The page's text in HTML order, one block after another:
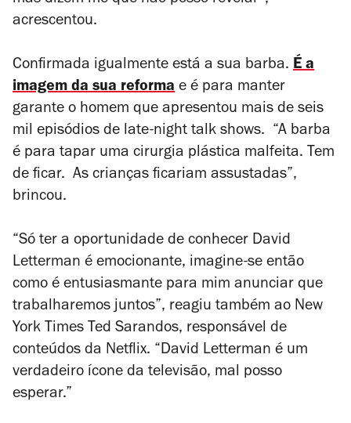
acrescentou.
Confirmada igualmente está a sua barba. É a
imagem da sua reforma e é para manter
garante o homem que apresentou mais de seis
mil episódios de late-night talk shows. “A barba
é para tapar uma cirurgia plástica malfeita. Tem
de ficar. As crianças ficariam assustadas”,
brincou.
“Só ter a oportunidade de conhecer David
Letterman é emocionante, imagine-se então
como é entusiasmante para mim anunciar que
trabalharemos juntos”, reagiu também ao New
York Times Ted Sarandos, responsável de
conteúdos da Netflix. “David Letterman é um
verdadeiro ícone da televisão, mal posso
esperar.”